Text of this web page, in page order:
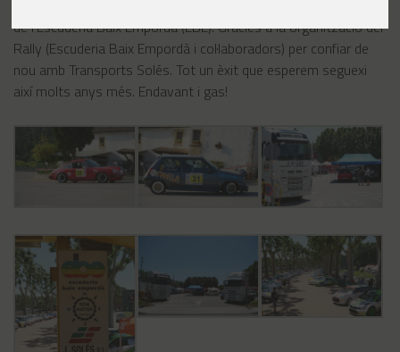
de l’Escuderia Baix Empordà (EBE). Gràcies a la organització del
Rally (Escuderia Baix Empordà i col·laboradors) per confiar de
nou amb Transports Solés. Tot un èxit que esperem seguexi
així molts anys més. Endavant i gas!